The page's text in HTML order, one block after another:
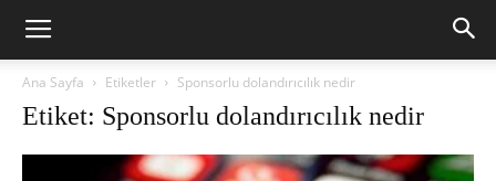
Ana Sayfa Etiketler Sponsorlu dolandırıcılık nedir
Etiket: Sponsorlu dolandırıcılık nedir